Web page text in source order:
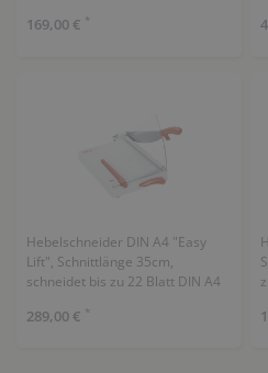
169,00 € *
Hebelschneider DIN A4 "Easy
Lift", Schnittlänge 35cm,
schneidet bis zu 22 Blatt DIN A4
289,00 € *